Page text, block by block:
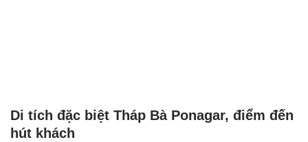
Di tích đặc biệt Tháp Bà Ponagar, điểm đến
hút khách